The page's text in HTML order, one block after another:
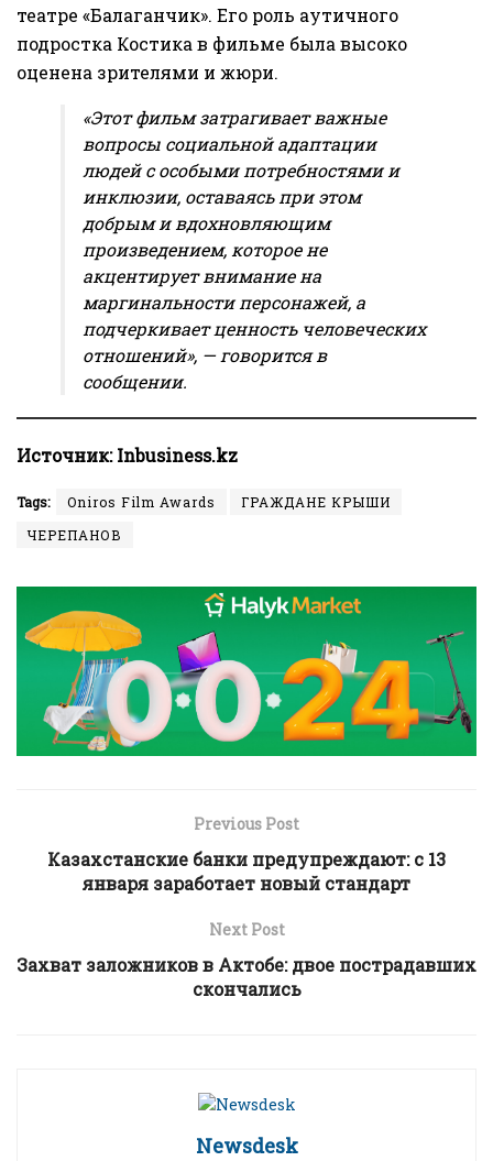
театре «Балаганчик». Его роль аутичного
подростка Костика в фильме была высоко
оценена зрителями и жюри.
«Этот фильм затрагивает важные
вопросы социальной адаптации
людей с особыми потребностями и
инклюзии, оставаясь при этом
добрым и вдохновляющим
произведением, которое не
акцентирует внимание на
маргинальности персонажей, а
подчеркивает ценность человеческих
отношений», — говорится в
сообщении.
Иcточник:Inbusiness.kz
Tags: Oniros Film Awards
ГРАЖДАНЕ КРЫШИ
ЧЕРЕПАНОВ
Previous Post
Казахстанские банки предупреждают: с 13
января заработает новый стандарт
Next Post
Захват заложников в Актобе: двое пострадавших
скончались
Newsdesk